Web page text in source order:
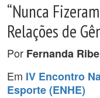
“Nunca
Relações de
Por Fernanda
Em IV Encontro
Esporte (ENHE)